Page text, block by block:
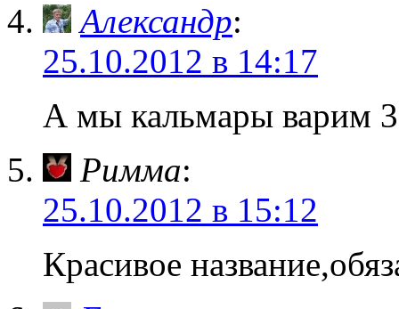
Александр:
25.10.2012 в 14:17
А мы кальмары варим
Римма:
25.10.2012 в 15:12
Красивое